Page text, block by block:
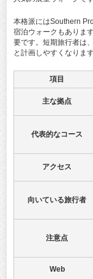
本格派にはSouthern
宿泊ウォークもありま
要です。短期旅行者は
と計画しやすくなります
項目
主な拠点
代表的なコース
アクセス
向いている旅行者
注意点
Web